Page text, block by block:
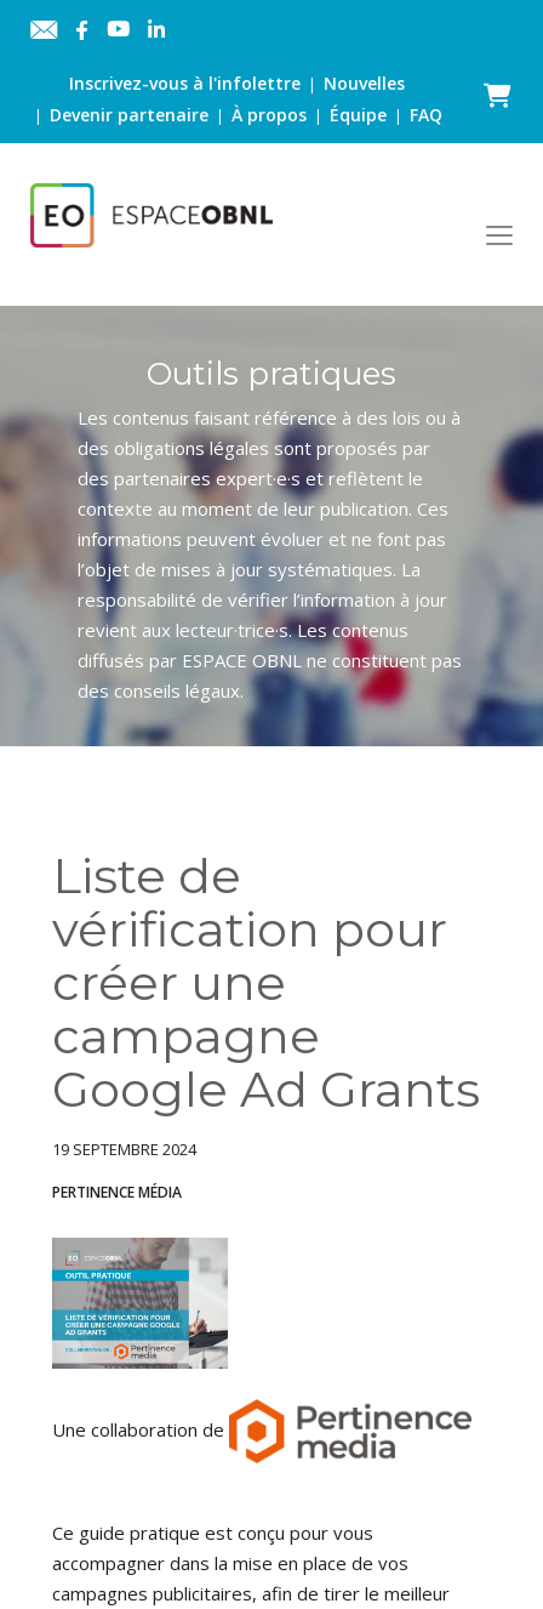
Inscrivez-vous à l'infolettre| Nouvelles
| Devenir partenaire |À propos | Équipe | FAQ
Panier
Outils pratiques
Les contenus faisant référence à des lois ou à
des obligations légales sont proposés par
des partenaires expert·e·s et reflètent le
contexte au moment de leur publication. Ces
informations peuvent évoluer et ne font pas
l’objet de mises à jour systématiques. La
responsabilité de vérifier l’information à jour
revient aux lecteur·trice·s. Les contenus
diffusés par ESPACE OBNL ne constituent pas
des conseils légaux.
Liste de
vérification pour
créer une
campagne
Google Ad Grants
19 SEPTEMBRE 2024
PERTINENCE MÉDIA
Une collaboration de
Ce guide pratique est conçu pour vous
accompagner dans la mise en place de vos
campagnes publicitaires, afin de tirer le meilleur